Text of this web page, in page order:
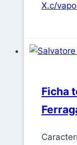
X.c/
Ficha